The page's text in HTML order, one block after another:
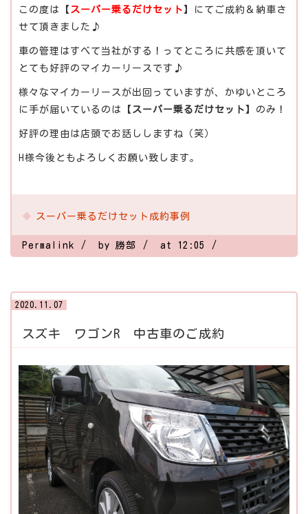
この度は【 スーパー乗るだけセット 】にてご成約＆納車さ
せて頂きました♪
車の管理はすべて当社がする！ってところに共感を頂いて
とても好評のマイカーリースです♪
様々なマイカーリースが出回っていますが、かゆいところ
に手が届いているのは【 スーパー乗るだけセット 】のみ！
好評の理由は店頭でお話ししますね（笑）
H様今後ともよろしくお願い致します。
スーパー乗るだけセット成約事例
Permalink by 勝部 at 12:05
2020.11.07
スズキ ワゴンR 中古車のご成約